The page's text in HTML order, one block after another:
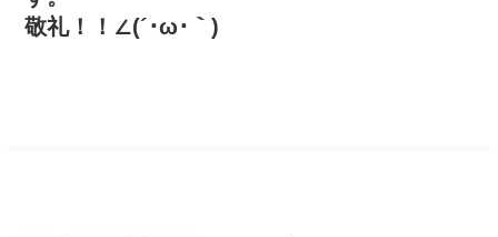
敬礼！！∠(´･ω･｀)